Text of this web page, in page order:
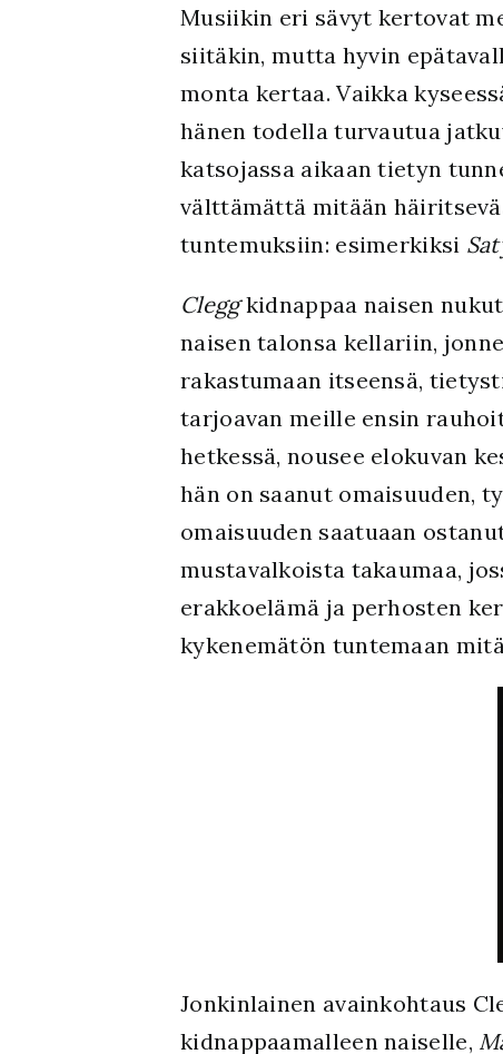
Musiikin eri sävyt kertovat
siitäkin, mutta hyvin
monta kertaa. Vaikka
hänen todella turvautua
katsojassa aikaan tietyn
välttämättä mitään
tuntemuksiin: esimerkiksi
Cleggkidnappaa naisen
naisen talonsa kellariin,
rakastumaan itseensä,
tarjoavan meille ensin
hetkessä, nousee elokuvan
hän on saanut omaisuuden,
omaisuuden saatuaan
mustavalkoista takaumaa,
erakkoelämä ja perhosten
kykenemätön tuntemaan
Jonkinlainen avainkohtaus
kidnappaamalleen naiselle,